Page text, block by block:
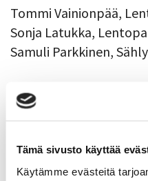
Tämä sivusto käyttää
Käytämme evästeitä
Tommi Vainionpää,
Sonja Latukka,
Samuli Parkkinen, Sähly
Uusimmat uutiset
06.08. Syksyn Kalenterit
29.07. Syksyn MoWe Card